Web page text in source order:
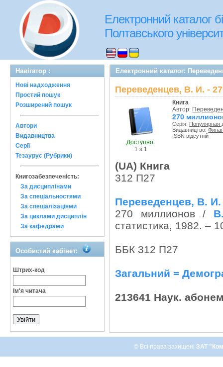
Електронний каталог
Полтавського
Навігатор :
Нові надходження
Простий пошук
Розширений пошук
Автори
Видавництва
Серії
Тезаурус (Рубрики)
Книгозабезпеченість:
За дисциплінами
За спеціальностями
За спеціалізаціями
За циклами дисциплін
За кафедрами
Особистий кабінет:
Штрих-код
Ім'я читача
Електронний каталог:
Переведенцев, В. И. -
Доступно
1 з 1
Книга
Автор:
270
Серія: Популярная
Видавництво:
ISBN відсутній
(UA) Книга
312 П27
Переведенцев, В. И.
270 миллионов /
статистика, 1982. –
ББК 312 П27
Загальний =
213641 Наук.
© Всі права захищені ЗАТ